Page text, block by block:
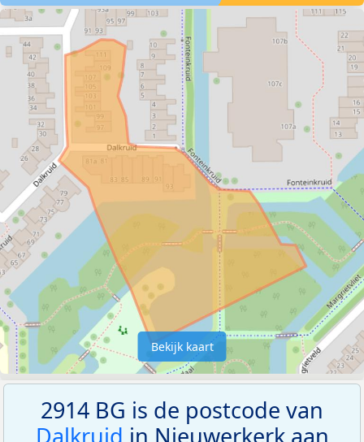
Bekijk kaart
2914 BG is de postcode van
Dalkruid in Nieuwerkerk aan